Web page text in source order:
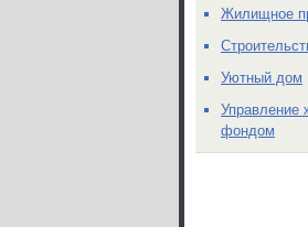
Жилищное
Уютный дом
фондом